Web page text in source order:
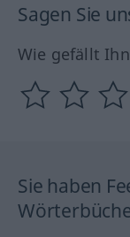
Sagen Sie
Wie gefällt
Sie haben